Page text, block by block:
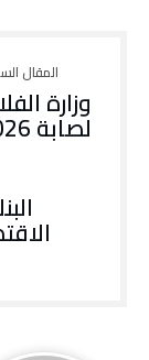
وزارة
لصابة 2026